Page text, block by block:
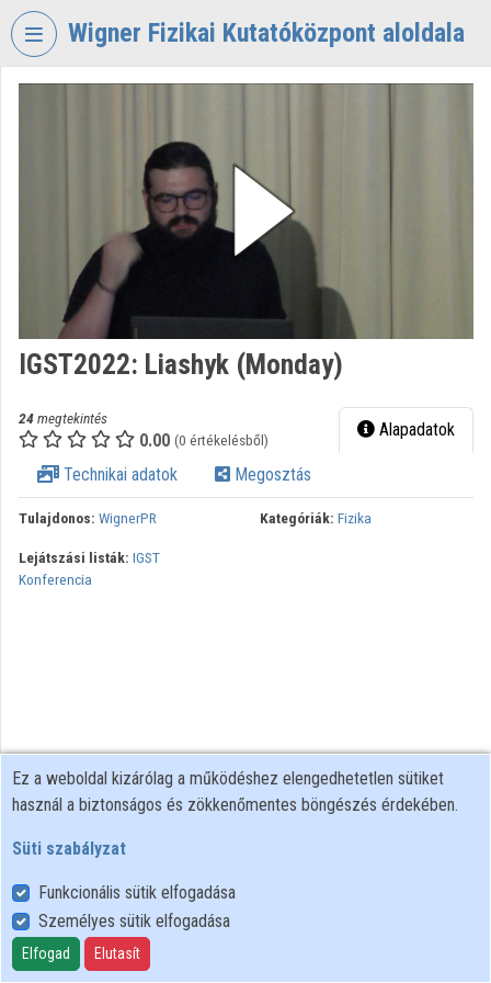
Fejléc kihagyása
Wigner Fizikai Kutatóközpont aloldala
KUTATÓKÖZPONT
Intézményi kezdőlap
Bejelentkezés
Intézményi listák
Intézmények
IGST2022: Liashyk (Monday)
24megtekintés
0.00 (0 értékelésből) Alapadatok
Technikai adatok Megosztás
Tulajdonos: WignerPR Kategóriák: Fizika
Lejátszási listák: IGST
Konferencia
Felhasználói szabályzat
Adatkezelési tájékoztató
Süti szabályzat
Ez a weboldal kizárólag a működéshez elengedhetetlen sütiket
használ a biztonságos és zökkenőmentes böngészés érdekében.
Süti szabályzat
Funkcionális sütik elfogadása
Személyes sütik elfogadása
Elfogad Elutasít